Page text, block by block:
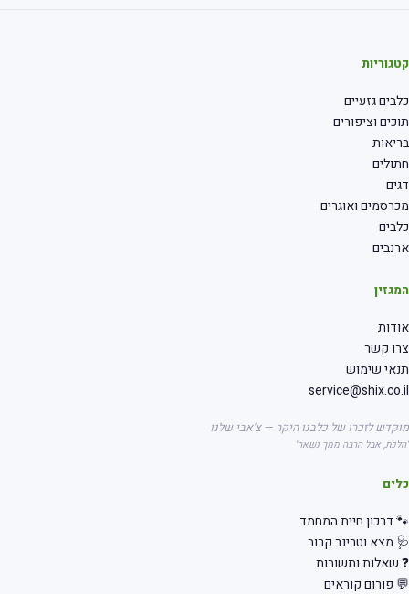
גזעיים
וציפורים
ואוגרים
קשר
שימוש
לזכרו של כלבנו היקר — צ'אבי שלנו
אבל הרבה ממך נשאר"
דרכון חיית המחמד
מצא וטרינר קרוב
שאלות ותשובות
פורום קוראים